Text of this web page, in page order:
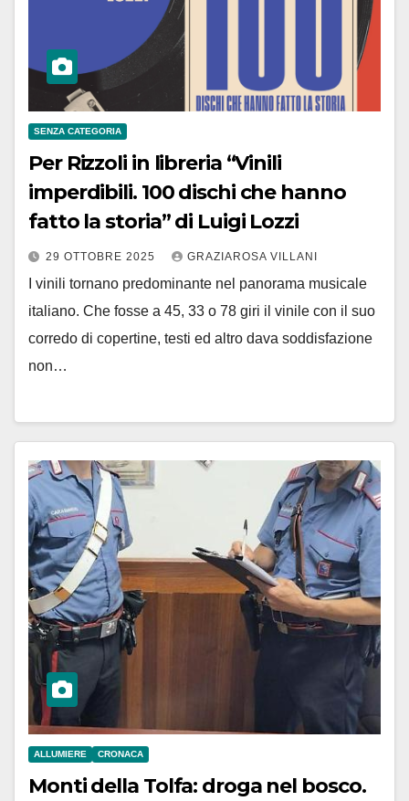
SENZA CATEGORIA
Per Rizzoli in libreria “Vinili
imperdibili. 100 dischi che hanno
fatto la storia” di Luigi Lozzi
29 OTTOBRE 2025 GRAZIAROSA VILLANI
I vinili tornano predominante nel panorama musicale
italiano. Che fosse a 45, 33 o 78 giri il vinile con il suo
corredo di copertine, testi ed altro dava soddisfazione
non…
ALLUMIERE CRONACA
Monti della Tolfa: droga nel bosco.